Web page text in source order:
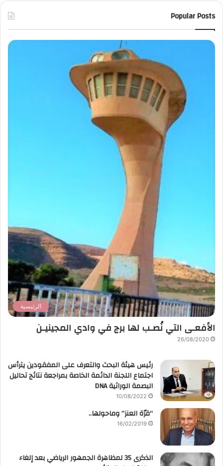
Popular Posts
الرئيسية
الأفعـى التي نُصـب لها برج في وادي المجينيـن
26/08/2020
رئيس هيئة البحث والتعرف على المفقودين يترأس
اجتماع اللجنة الدائمة الخاصة بمراجعة نتائج تحاليل
البصمة الوراثية DNA
10/08/2022
“قرّة العنز” وماحولها..
16/02/2019
الذكرى 35 لمظاهرة الجمهور الرياضي بعد إلغاء